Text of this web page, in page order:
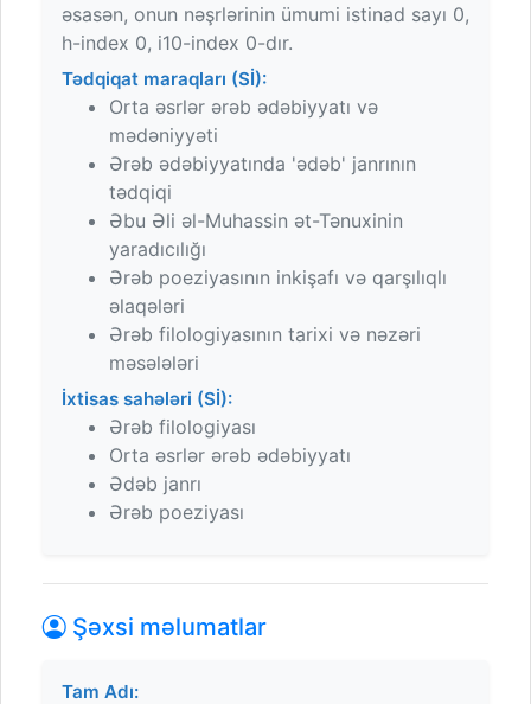
əsasən, onun nəşrlərinin ümumi istinad sayı 0,
h-index 0, i10-index 0-dır.
Tədqiqat maraqları (Sİ):
Orta əsrlər ərəb ədəbiyyatı və
mədəniyyəti
Ərəb ədəbiyyatında 'ədəb' janrının
tədqiqi
Əbu Əli əl-Muhassin ət-Tənuxinin
yaradıcılığı
Ərəb poeziyasının inkişafı və qarşılıqlı
əlaqələri
Ərəb filologiyasının tarixi və nəzəri
məsələləri
İxtisas sahələri (Sİ):
Ərəb filologiyası
Orta əsrlər ərəb ədəbiyyatı
Ədəb janrı
Ərəb poeziyası
Şəxsi məlumatlar
Tam Adı: